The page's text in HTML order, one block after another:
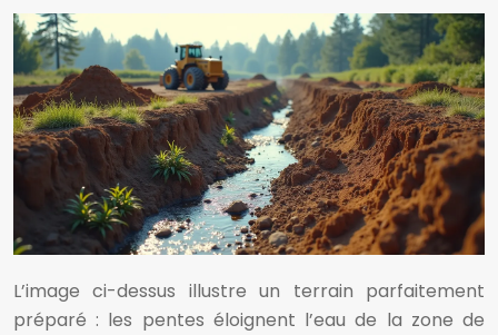
L’image ci-dessus illustre un terrain parfaitement
préparé : les pentes éloignent l’eau de la zone de